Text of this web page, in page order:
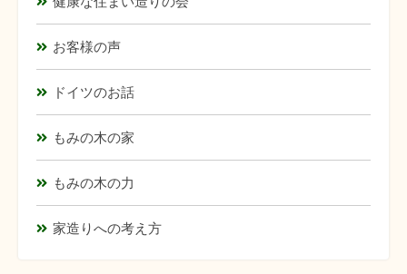
お客様の声
ドイツのお話
もみの木の家
もみの木の力
家造りへの考え方